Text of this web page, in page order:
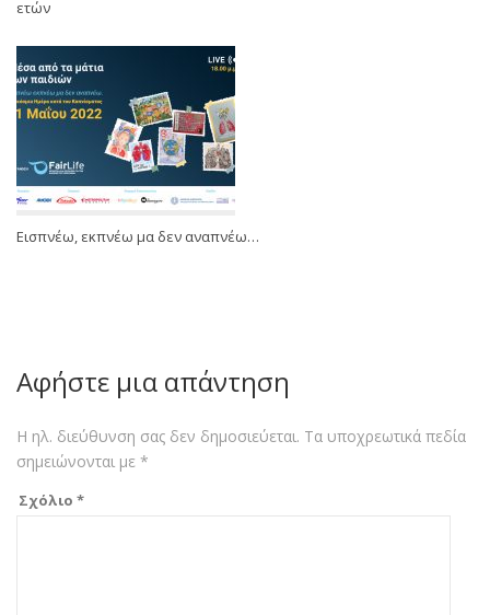
ετών
Εισπνέω, εκπνέω μα δεν αναπνέω…
Αφήστε μια απάντηση
Η ηλ. διεύθυνση σας δεν δημοσιεύεται. Τα υποχρεωτικά πεδία
σημειώνονται με *
Σχόλιο *